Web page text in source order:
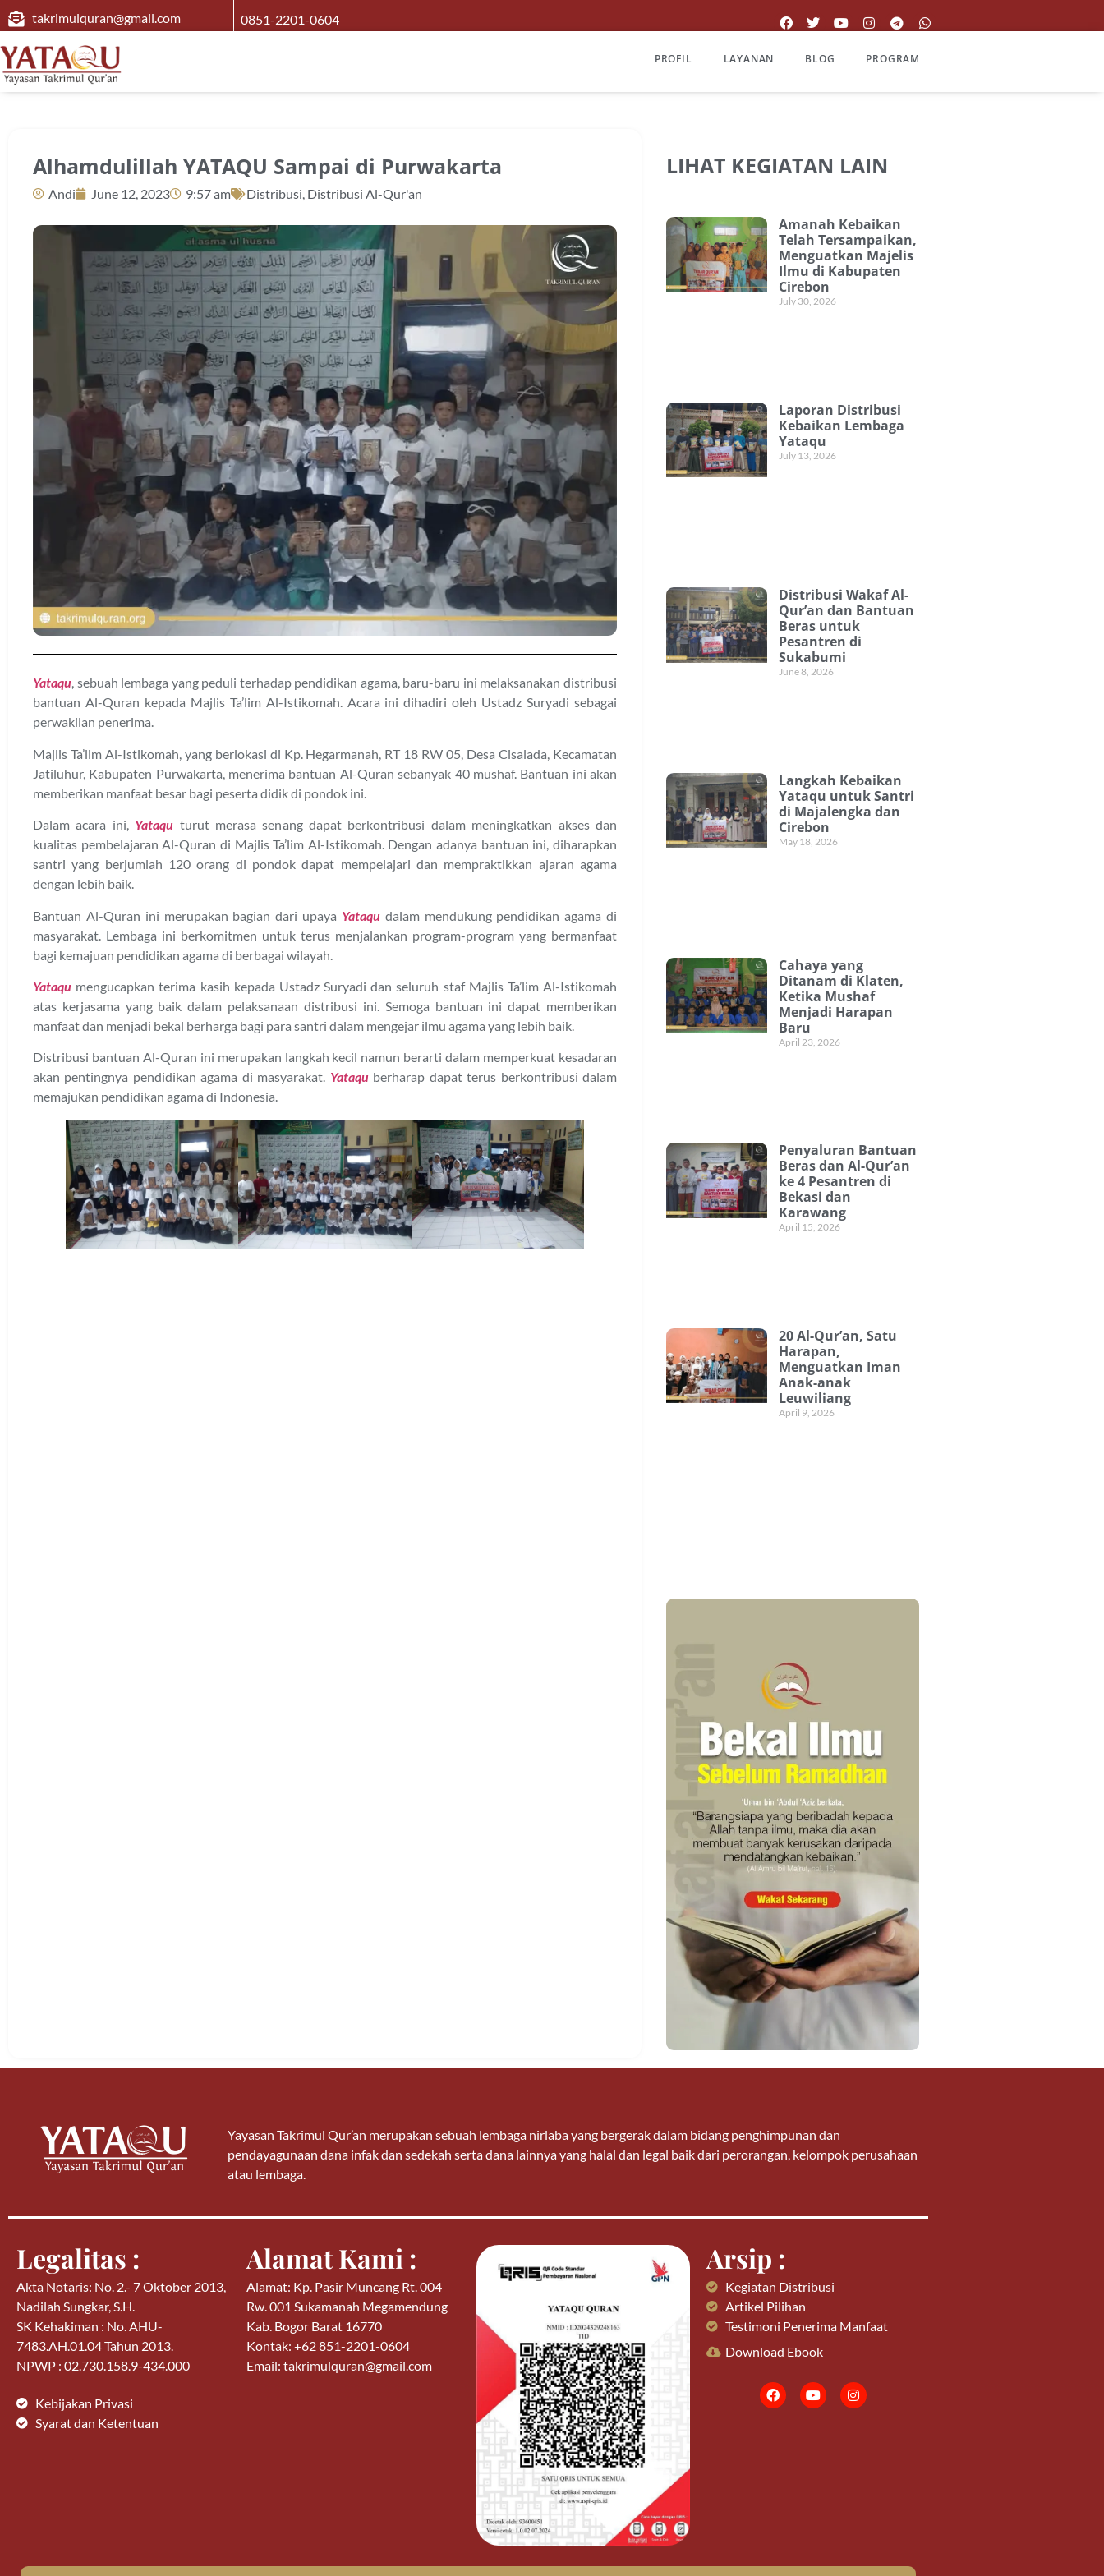
takrimulquran@gmail.com 0851-2201-0604
PROFIL LAYANAN BLOG PROGRAM
Alhamdulillah YATAQU Sampai di Purwakarta
Andi June 12, 2023 9:57 am Distribusi, Distribusi Al-Qur'an
Yataqu, sebuah lembaga yang peduli terhadap pendidikan agama, baru-baru ini melaksanakan distribusi
bantuan Al-Quran kepada Majlis Ta’lim Al-Istikomah. Acara ini dihadiri oleh Ustadz Suryadi sebagai
perwakilan penerima.
Majlis Ta’lim Al-Istikomah, yang berlokasi di Kp. Hegarmanah, RT 18 RW 05, Desa Cisalada, Kecamatan
Jatiluhur, Kabupaten Purwakarta, menerima bantuan Al-Quran sebanyak 40 mushaf. Bantuan ini akan
memberikan manfaat besar bagi peserta didik di pondok ini.
Dalam acara ini, Yataqu turut merasa senang dapat berkontribusi dalam meningkatkan akses dan
kualitas pembelajaran Al-Quran di Majlis Ta’lim Al-Istikomah. Dengan adanya bantuan ini, diharapkan
santri yang berjumlah 120 orang di pondok dapat mempelajari dan mempraktikkan ajaran agama
dengan lebih baik.
Bantuan Al-Quran ini merupakan bagian dari upaya Yataqudalam mendukung pendidikan agama di
masyarakat. Lembaga ini berkomitmen untuk terus menjalankan program-program yang bermanfaat
bagi kemajuan pendidikan agama di berbagai wilayah.
Yataqu mengucapkan terima kasih kepada Ustadz Suryadi dan seluruh staf Majlis Ta’lim Al-Istikomah
atas kerjasama yang baik dalam pelaksanaan distribusi ini. Semoga bantuan ini dapat memberikan
manfaat dan menjadi bekal berharga bagi para santri dalam mengejar ilmu agama yang lebih baik.
Distribusi bantuan Al-Quran ini merupakan langkah kecil namun berarti dalam memperkuat kesadaran
akan pentingnya pendidikan agama di masyarakat. Yataquberharap dapat terus berkontribusi dalam
memajukan pendidikan agama di Indonesia.
LIHAT KEGIATAN LAIN
Amanah Kebaikan
Telah Tersampaikan,
Menguatkan Majelis
Ilmu di Kabupaten
Cirebon
July 30, 2026
Laporan Distribusi
Kebaikan Lembaga
Yataqu
July 13, 2026
Distribusi Wakaf Al-
Qur’an dan Bantuan
Beras untuk
Pesantren di
Sukabumi
June 8, 2026
Langkah Kebaikan
Yataqu untuk Santri
di Majalengka dan
Cirebon
May 18, 2026
Cahaya yang
Ditanam di Klaten,
Ketika Mushaf
Menjadi Harapan
Baru
April 23, 2026
Penyaluran Bantuan
Beras dan Al-Qur’an
ke 4 Pesantren di
Bekasi dan
Karawang
April 15, 2026
20 Al-Qur’an, Satu
Harapan,
Menguatkan Iman
Anak-anak
Leuwiliang
April 9, 2026
Yayasan Takrimul Qur’an merupakan sebuah lembaga nirlaba yang bergerak dalam bidang penghimpunan dan
pendayagunaan dana infak dan sedekah serta dana lainnya yang halal dan legal baik dari perorangan, kelompok perusahaan
atau lembaga.
Legalitas :
Akta Notaris: No. 2.- 7 Oktober 2013,
Nadilah Sungkar, S.H.
SK Kehakiman : No. AHU-
7483.AH.01.04 Tahun 2013.
NPWP : 02.730.158.9-434.000
Kebijakan Privasi
Syarat dan Ketentuan
Alamat Kami :
Alamat: Kp. Pasir Muncang Rt. 004
Rw. 001 Sukamanah Megamendung
Kab. Bogor Barat 16770
Kontak: +62 851-2201-0604
Email: takrimulquran@gmail.com
Arsip :
Kegiatan Distribusi
Artikel Pilihan
Testimoni Penerima Manfaat
Download Ebook